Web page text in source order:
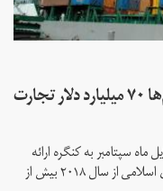
گزارش دولت آمریکا به کنگره: تحریم‌ها ۷۰ میلیارد دلار تجارت
سپتامبر به کنگره ارائه
شد، تحریم‌های دولت دونالد ترامپ علیه جمهوری اسلامی از سال ۲۰۱۸ بیش از